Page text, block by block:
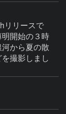
リリースで
開始の３時
から夏の散
撮影しまし